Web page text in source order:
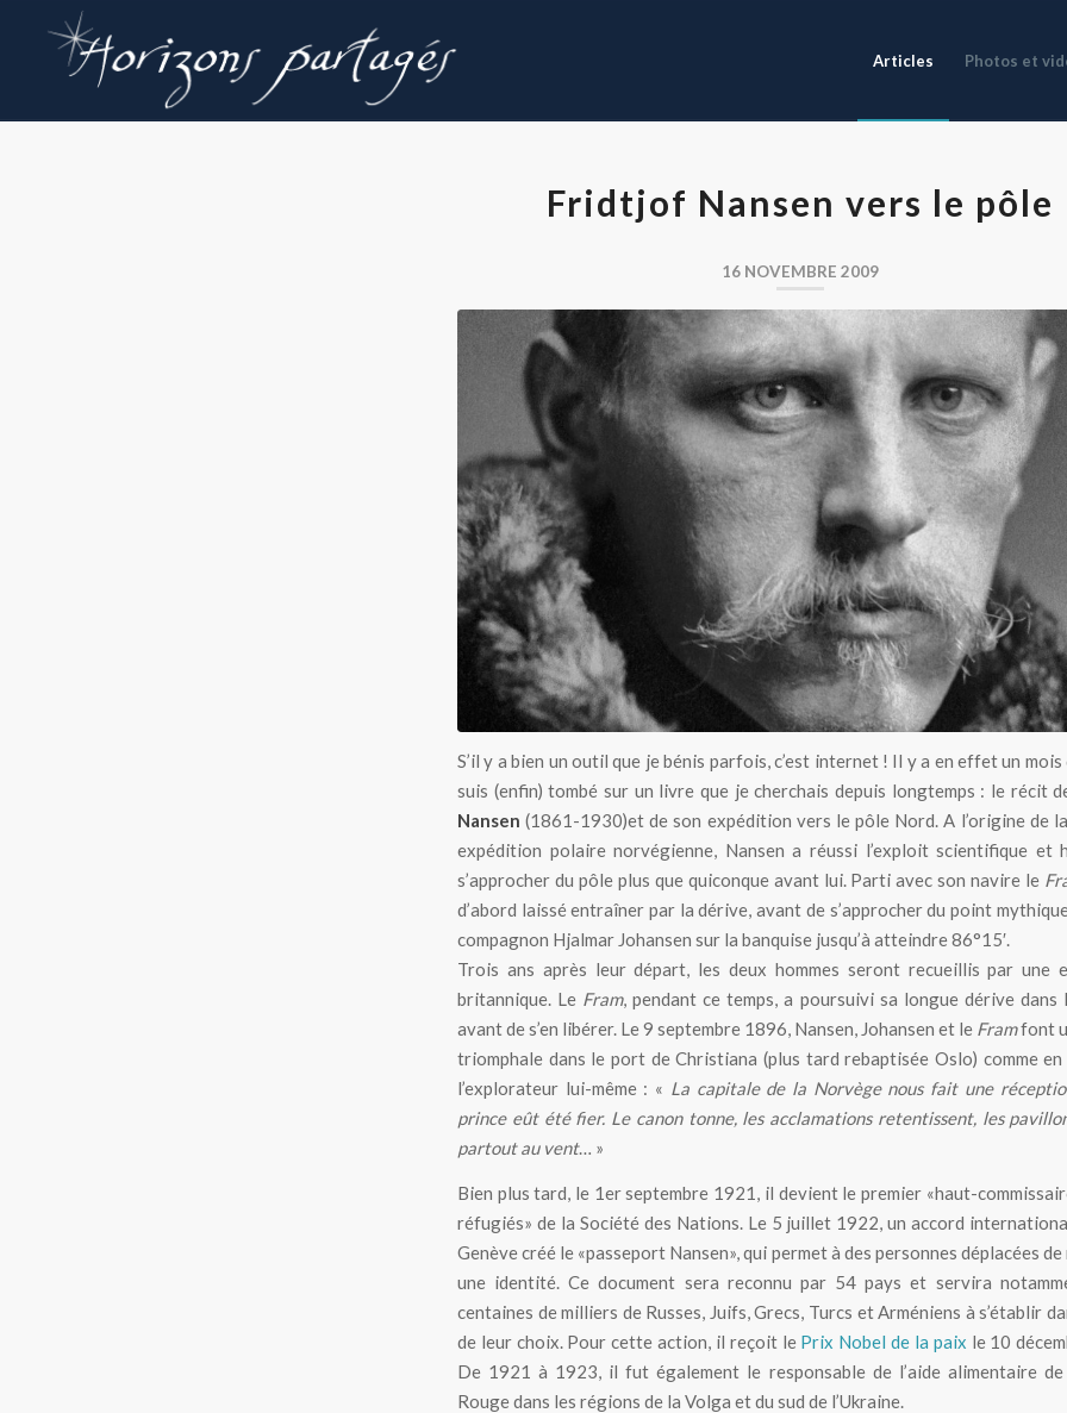
Articles Photos et
Fridtjof Nansen vers le pôle
16 NOVEMBRE 2009
Fridtjof Nansen
S’il y a bien un outil que je bénis parfois, c’est internet ! Il y a en effet un mois
suis (enfin) tombé sur un livre que je cherchais depuis longtemps : le récit
Nansen (1861-1930)et de son expédition vers le pôle Nord. A l’origine de
expédition polaire norvégienne, Nansen a réussi l’exploit scientifique et
s’approcher du pôle plus que quiconque avant lui. Parti avec son navire le
d’abord laissé entraîner par la dérive, avant de s’approcher du point
compagnon Hjalmar Johansen sur la banquise jusqu’à atteindre 86°15′.
Trois ans après leur départ, les deux hommes seront recueillis par une
britannique. Le Fram, pendant ce temps, a poursuivi sa longue dérive dans
avant de s’en libérer. Le 9 septembre 1896, Nansen, Johansen et le Framfont
triomphale dans le port de Christiana (plus tard rebaptisée Oslo) comme
l’explorateur lui-même : « La capitale de la Norvège nous fait une
prince eût été fier. Le canon tonne, les acclamations retentissent, les
partout au vent… »
Bien plus tard, le 1er septembre 1921, il devient le premier «haut-
réfugiés» de la Société des Nations. Le 5 juillet 1922, un accord
Genève créé le «passeport Nansen», qui permet à des personnes déplacées
une identité. Ce document sera reconnu par 54 pays et servira
centaines de milliers de Russes, Juifs, Grecs, Turcs et Arméniens à s’établir
de leur choix. Pour cette action, il reçoit le Prix Nobel de la paix le 10
De 1921 à 1923, il fut également le responsable de l’aide alimentaire
Rouge dans les régions de la Volga et du sud de l’Ukraine.